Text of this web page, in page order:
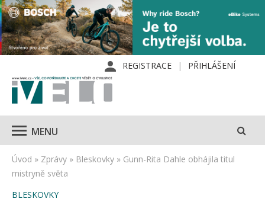
REGISTRACE PŘIHLÁŠENÍ
MENU
Úvod » Zprávy » Bleskovky » Gunn-Rita Dahle obhájila titul
mistryně světa
BLESKOVKY